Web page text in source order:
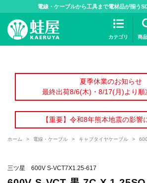
電線・ケーブルから工具まで電材品が揃う
カテゴリ 商
夏季休業のお知らせ
最終出荷8/6(木)・8/17(月)より順
【重要】令和8年熊本地震の影
ホーム > 電線・ケーブル > キャブタイヤケーブル >
三ツ星 600V S-VCT7X1.25-617